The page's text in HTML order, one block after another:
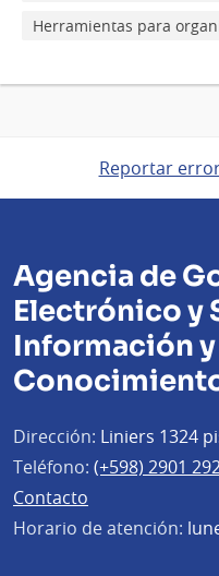
Herramientas para
Reportar
Agencia de
Electrónico y
Información
Dirección: Liniers 1324
Teléfono: (+598) 2901
Contacto
Horario de atención: